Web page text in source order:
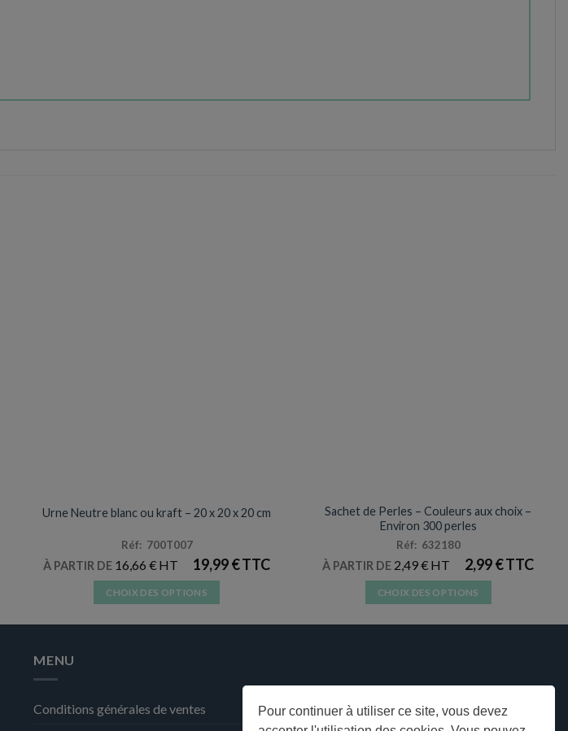
Pour continuer à utiliser ce site, vous devez
Urne Neutre blanc ou kraft – 20 x 20 x 20 cm
Réf: 700T007
À PARTIR DE 16,66€ 19,99€
CHOIX DES OPTIONS
Les
Sachet de Perles – Couleurs aux choix –
Environ 300 perles
Réf: 632180
À PARTIR DE 2,49€ 2,99€
CHOIX DES OPTIONS
variations.
Les
options
MENU
Conditions générales de ventes